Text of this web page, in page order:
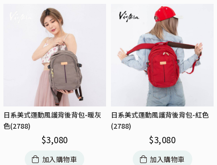
日系美式運動風護背後背包-暖灰
色(2788)
$3,080
加入購物車
日系美式運動風護背後背包-紅色
(2788)
$3,080
加入購物車